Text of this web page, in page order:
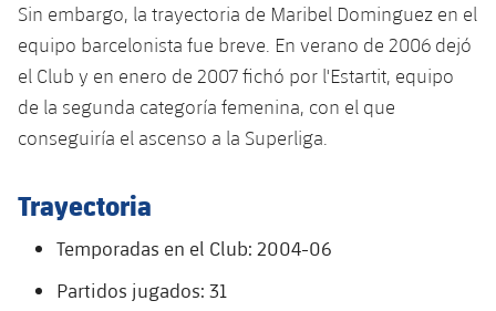
Femenino
Agenda
Jugadores
Calendario
Resultados
Clasificaciones
Actualidad
Jugadores
Calendario
Resultados
Clasificaciones
Hockey hierba
plusicon
más
Noticias
Hockey Hierba Masculino
Hockey Hierba Femenino
Patinaje artístico
plusicon
más
Plantilla
Rugby
Voleibol
plusicon
más
Sin embargo, la trayectoria de Maribel Dominguez en el
equipo barcelonista fue breve. En verano de 2006 dejó
el Club y en enero de 2007 fichó por l'Estartit, equipo
de la segunda categoría femenina, con el que
conseguiría el ascenso a la Superliga.
Trayectoria
Temporadas en el Club: 2004-06
Partidos jugados: 31